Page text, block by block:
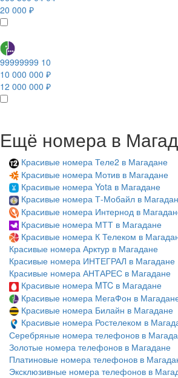
20 000 ₽
99999999 10
10 000 000 ₽
12 000 000 ₽
Ещё номера в
Красивые номера Теле2 в Магадане
Красивые номера Мотив в Магадане
Красивые номера Yota в Магадане
Красивые номера Т-Мобайл в
Красивые номера Интернод в
Красивые номера МТТ в Магадане
Красивые номера К Телеком в
Красивые номера Арктур в Магадане
Красивые номера ИНТЕГРАЛ в Магадане
Красивые номера АНТАРЕС в Магадане
Красивые номера MTC в Магадане
Красивые номера МегаФон в
Красивые номера Билайн в Магадане
Красивые номера Ростелеком в
Серебряные номера телефонов в
Золотые номера телефонов в Магадане
Платиновые номера телефонов в
Эксклюзивные номера телефонов в